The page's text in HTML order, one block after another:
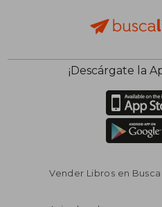
¡Descárgate la
Vender Libros en